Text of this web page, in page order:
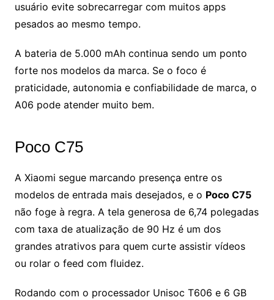
usuário evite sobrecarregar com muitos apps
pesados ao mesmo tempo.
A bateria de 5.000 mAh continua sendo um ponto
forte nos modelos da marca. Se o foco é
praticidade, autonomia e confiabilidade de marca, o
A06 pode atender muito bem.
Poco C75
A Xiaomi segue marcando presença entre os
modelos de entrada mais desejados, e o Poco C75
não foge à regra. A tela generosa de 6,74 polegadas
com taxa de atualização de 90 Hz é um dos
grandes atrativos para quem curte assistir vídeos
ou rolar o feed com fluidez.
Rodando com o processador Unisoc T606 e 6 GB